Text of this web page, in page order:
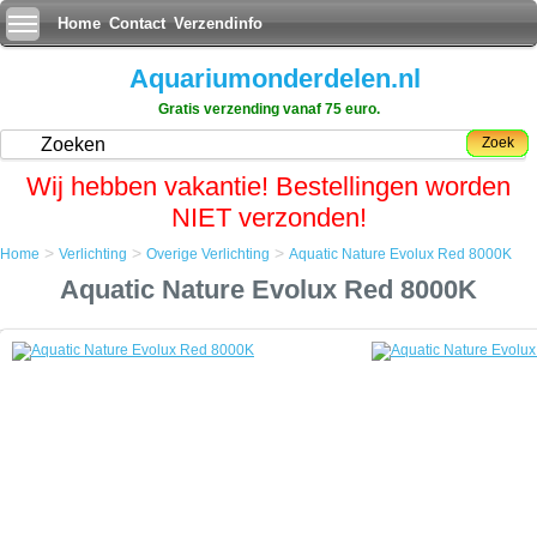
Home Contact Verzendinfo
Aquariumonderdelen.nl
Gratis verzending vanaf 75 euro.
Zoek
Wij hebben vakantie! Bestellingen worden
NIET verzonden!
Verlichting
Aquatic Nature Evolux Red 8000K
Home > Verlichting > Overige Verlichting > Aquatic Nature Evolux Red 8000K
Aquatic Nature Evolux Red 8000K